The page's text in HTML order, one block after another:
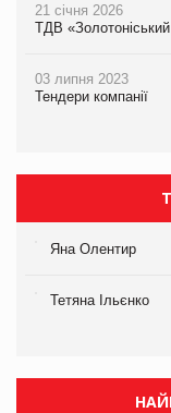
21 січня 2026
ТДВ
03 липня 2023
Тендери компанії
Яна Олентир
Тетяна Ільєнко